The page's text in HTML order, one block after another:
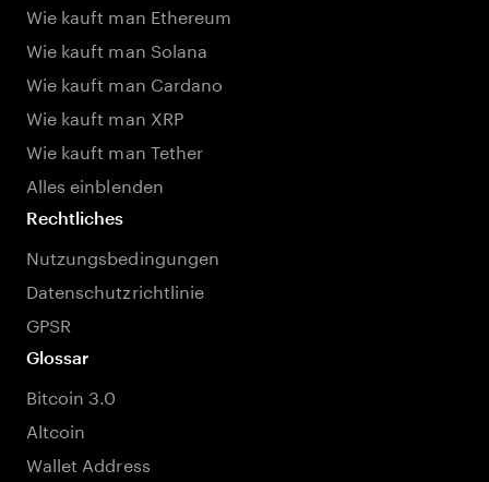
Wie kauft man Ethereum
Wie kauft man Solana
Wie kauft man Cardano
Wie kauft man XRP
Wie kauft man Tether
Alles einblenden
Rechtliches
Nutzungsbedingungen
Datenschutzrichtlinie
GPSR
Glossar
Bitcoin 3.0
Altcoin
Wallet Address